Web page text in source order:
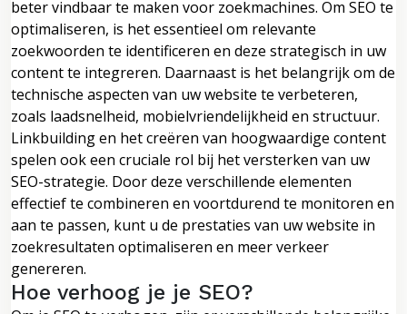
beter vindbaar te maken voor zoekmachines. Om SEO te
optimaliseren, is het essentieel om relevante
zoekwoorden te identificeren en deze strategisch in uw
content te integreren. Daarnaast is het belangrijk om de
technische aspecten van uw website te verbeteren,
zoals laadsnelheid, mobielvriendelijkheid en structuur.
Linkbuilding en het creëren van hoogwaardige content
spelen ook een cruciale rol bij het versterken van uw
SEO-strategie. Door deze verschillende elementen
effectief te combineren en voortdurend te monitoren en
aan te passen, kunt u de prestaties van uw website in
zoekresultaten optimaliseren en meer verkeer
genereren.
Hoe verhoog je je SEO?